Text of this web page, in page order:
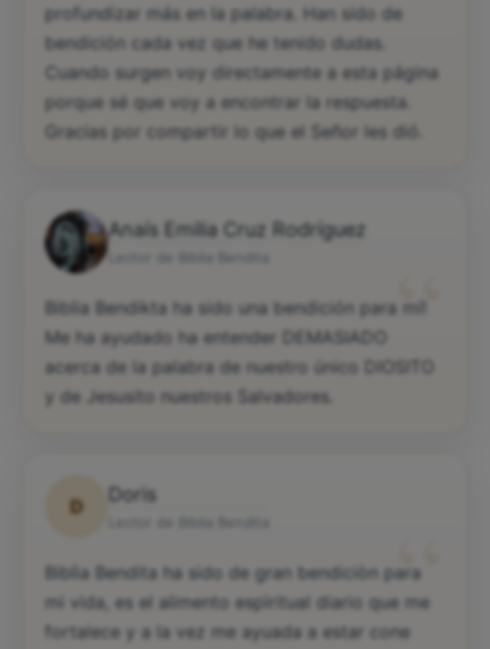
profundizar más en la palabra. Han sido de
bendición cada vez que he tenido dudas.
Cuando surgen voy directamente a esta página
porque sé que voy a encontrar la respuesta.
Gracias por compartir lo que el Señor les dió.
Anaís Emilia Cruz Rodríguez
“
Biblia Bendikta ha sido una bendición para mí!
Me ha ayudado ha entender DEMASIADO
acerca de la palabra de nuestro único DIOSITO
y de Jesusito nuestros Salvadores.
D
Doris
“
Biblìa Bendita ha sido de gran bendiciòn para
mi vida, es el alimento espìritual diario que me
fortalece y a la vez me ayuada a estar cone